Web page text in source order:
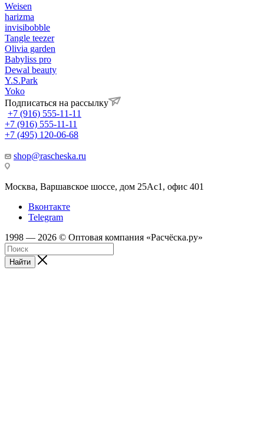
Weisen
harizma
invisibobble
Tangle teezer
Olivia garden
Babyliss pro
Dewal beauty
Y.S.Park
Yoko
Подписаться на рассылку
+7 (916) 555-11-11
+7 (916) 555-11-11
+7 (495) 120-06-68
shop@rascheska.ru
Москва, Варшавское шоссе, дом 25Аc1, офис 401
Вконтакте
Telegram
1998 — 2026 © Оптовая компания «Расчёска.ру»
Найти